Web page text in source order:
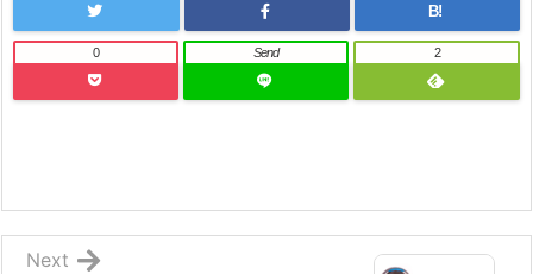
B!
0 Send 2
Next